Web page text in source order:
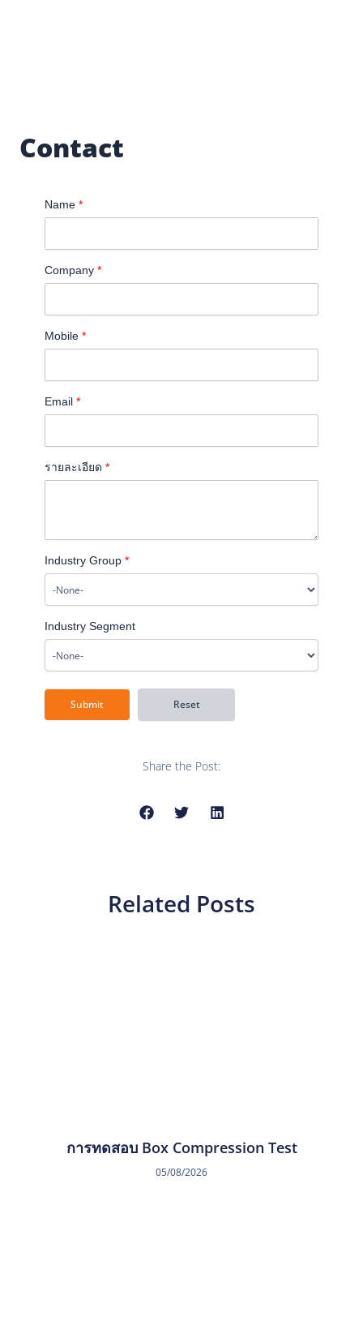
Contact
Name *
Company *
Mobile *
Email *
รายละเอียด *
Industry Group *
Industry Segment
Share the Post:
Related Posts
การทดสอบ Box Compression Test
05/08/2026